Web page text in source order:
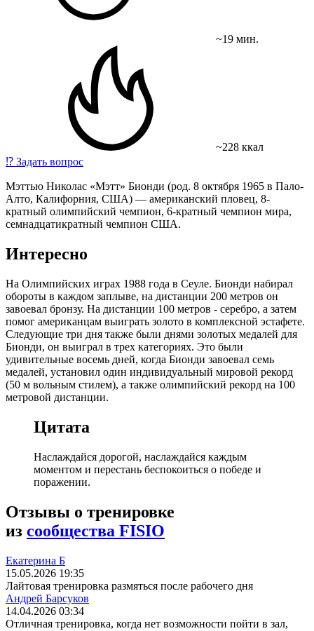
~19 мин.
~228 ккал
⁉️ Задать вопрос
Мэттью Николас «Мэтт» Бионди (род. 8 октября 1965 в Пало-
Алто, Калифорния, США) — американский пловец, 8-
кратный олимпийский чемпион, 6-кратный чемпион мира,
семнадцатикратный чемпион США.
Интересно
На Олимпийских играх 1988 года в Сеуле. Бионди набирал
обороты в каждом заплыве, на дистанции 200 метров он
завоевал бронзу. На дистанции 100 метров - серебро, а затем
помог американцам выиграть золото в комплексной эстафете.
Следующие три дня также были днями золотых медалей для
Бионди, он выиграл в трех категориях. Это были
удивительные восемь дней, когда Бионди завоевал семь
медалей, установил один индивидуальный мировой рекорд
(50 м вольным стилем), а также олимпийский рекорд на 100
метровой дистанции.
Цитата
Наслаждайся дорогой, наслаждайся каждым
моментом и перестань беспокоиться о победе и
поражении.
Отзывы о тренировке
из сообщества FISIO
Екатерина Б
15.05.2026 19:35
Лайтовая тренировка размяться после рабочего дня
Андрей Барсуков
14.04.2026 03:34
Отличная тренировка, когда нет возможности пойти в зал,